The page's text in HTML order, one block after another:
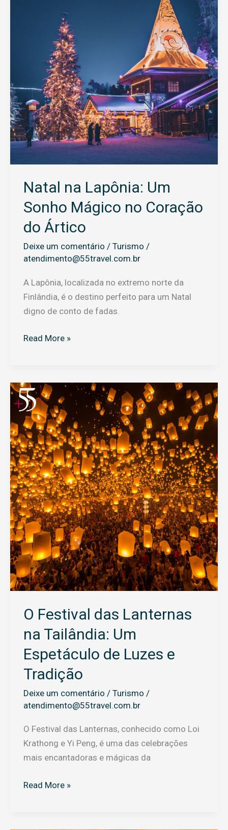
Natal na Lapônia: Um
Sonho Mágico no Coração
do Ártico
Deixe um comentário / Turismo /
atendimento@55travel.com.br
A Lapônia, localizada no extremo norte da
Finlândia, é o destino perfeito para um Natal
digno de conto de fadas.
Coração
Ártico
Read More »
O Festival das Lanternas
na Tailândia: Um
Espetáculo de Luzes e
Tradição
Deixe um comentário / Turismo /
atendimento@55travel.com.br
O Festival das Lanternas, conhecido como Loi
Krathong e Yi Peng, é uma das celebrações
mais encantadoras e mágicas da
O
Festival
das
Lanternas
na
Tailândia:
Um
Espetáculo
de
Luzes
e
Tradição
Read More »